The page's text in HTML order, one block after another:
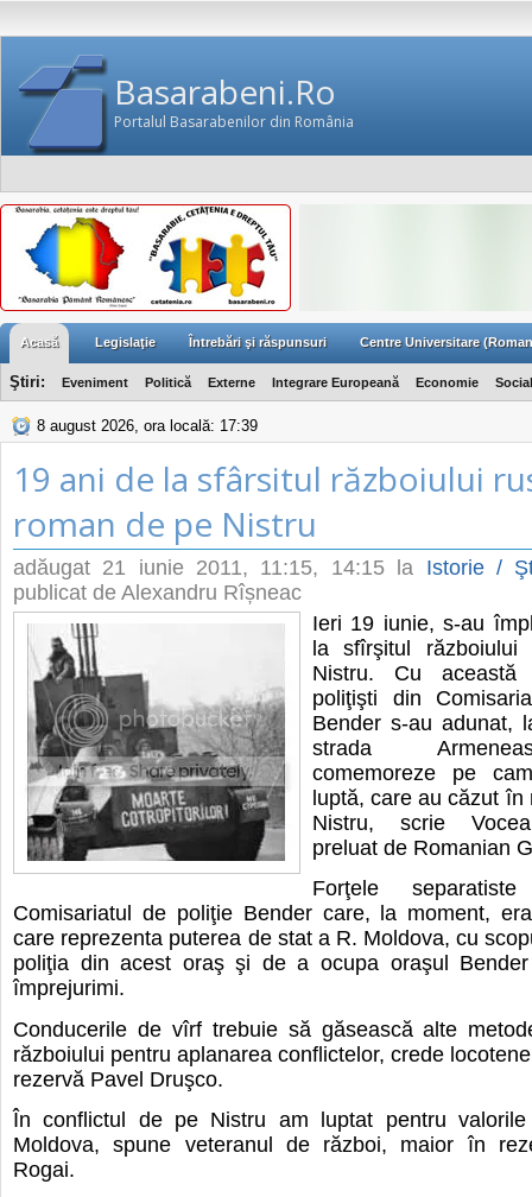
Basarabeni.Ro
Portalul Basarabenilor din România
Acasă Legislaţie Întrebări şi răspunsuri Centre Universitare
Ştiri: Eveniment Politică Externe Integrare Europeană Economie Social
8 august 2026, ora locală: 17:39
19 ani de la sfârsitul războiului
roman de pe Nistru
adăugat 21 iunie 2011, 11:15, 14:15 la Istorie /
publicat de Alexandru Rîșneac
Ieri 19 iunie, s-au
la sfîrşitul
Nistru. Cu această
poliţişti din
Bender s-au adunat,
strada
comemoreze pe
luptă, care au căzut
Nistru, scrie
preluat de Romanian
Forţele
Comisariatul de poliţie Bender care, la moment,
care reprezenta puterea de stat a R. Moldova, cu
poliţia din acest oraş şi de a ocupa oraşul
împrejurimi.
Conducerile de vîrf trebuie să găsească alte
războiului pentru aplanarea conflictelor, crede
rezervă Pavel Druşco.
În conflictul de pe Nistru am luptat pentru
Moldova, spune veteranul de război, maior în
Rogai.